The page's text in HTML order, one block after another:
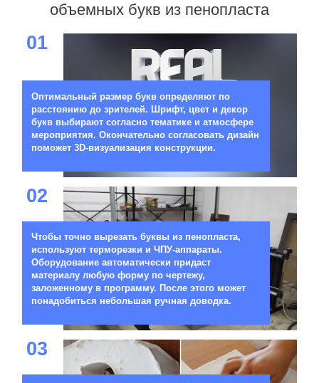
объемных букв из пенопласта
01
Оптимальный размер букв определяют по
расстоянию до зрителей. Шрифт, цвет и декор
букв выбирают согласно тематике и атмосфере
мероприятия. Окончательно согласовать дизайн
поможет 3D-визуализация конструкции.
02
Чтобы точно вырезать буквы из пенопласта,
используют терморезки и ЧПУ-аппараты.
Оборудование автоматически придаст
материалу любую форму по чертежу,
заложенному в программу. После этого может
понадобиться небольшая ручная доводка.
03